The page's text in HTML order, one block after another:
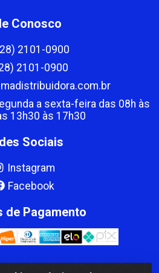
Conosco
2101-0900
2101-0900
a sexta-feira das 08h às
13h30 às 17h30
Sociais
Instagram
Facebook
de Pagamento